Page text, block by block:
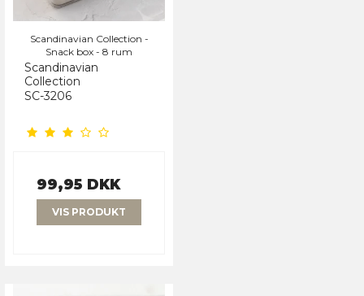
Scandinavian Collection -
Snack box - 8 rum
Scandinavian
Collection
SC-3206
99,95 DKK
VIS PRODUKT